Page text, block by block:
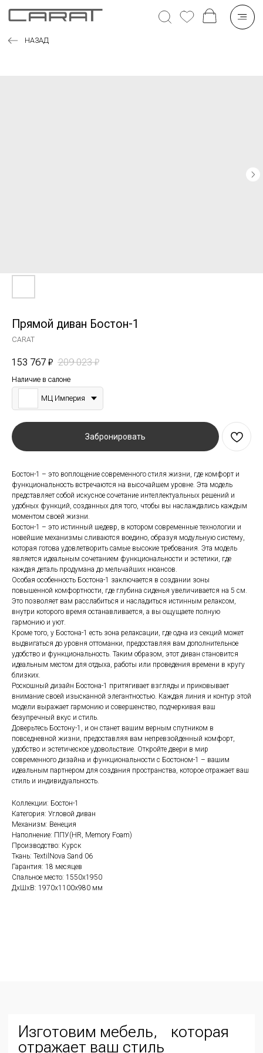
Прямой диван Бостон-1
CARAT
153 767 ₽ 209 023 ₽
Наличие в салоне
МЦ Империя
Забронировать
Бостон-1 – это воплощение современного стиля жизни, где комфорт и
функциональность встречаются на высочайшем уровне. Эта модель
представляет собой искусное сочетание интеллектуальных решений и
удобных функций, созданных для того, чтобы вы наслаждались каждым
моментом своей жизни.
Бостон-1 – это истинный шедевр, в котором современные технологии и
новейшие механизмы сливаются воедино, образуя модульную систему,
которая готова удовлетворить самые высокие требования. Эта модель
является идеальным сочетанием функциональности и эстетики, где
каждая деталь продумана до мельчайших нюансов.
Особая особенность Бостона-1 заключается в создании зоны
повышенной комфортности, где глубина сиденья увеличивается на 5 см.
Это позволяет вам расслабиться и насладиться истинным релаксом,
внутри которого время останавливается, а вы ощущаете полную
гармонию и уют.
Кроме того, у Бостона-1 есть зона релаксации, где одна из секций может
выдвигаться до уровня оттоманки, предоставляя вам дополнительное
удобство и функциональность. Таким образом, этот диван становится
идеальным местом для отдыха, работы или проведения времени в кругу
близких.
Роскошный дизайн Бостона-1 притягивает взгляды и приковывает
внимание своей изысканной элегантностью. Каждая линия и контур этой
модели выражает гармонию и совершенство, подчеркивая ваш
безупречный вкус и стиль.
Доверьтесь Бостону-1, и он станет вашим верным спутником в
повседневной жизни, предоставляя вам непревзойденный комфорт,
удобство и эстетическое удовольствие. Откройте двери в мир
современного дизайна и функциональности с Бостоном-1 – вашим
идеальным партнером для создания пространства, которое отражает ваш
стиль и индивидуальность.
Коллекции: Бостон-1
Категория: Угловой диван
Механизм: Венеция
Наполнение: ППУ(HR, Memory Foam)
Производство: Курск
Ткань: TextilNova Sand 06
Гарантия: 18 месяцев
Спальное место: 1550х1950
ДxШxВ: 1970x1100x980 мм
Если вам нужна консультация менеджера,
заполните форму ниже
Изготовим мебель, которая
отражает ваш стиль
+7
Соглашаюсь сполитикой обработки персональных данных